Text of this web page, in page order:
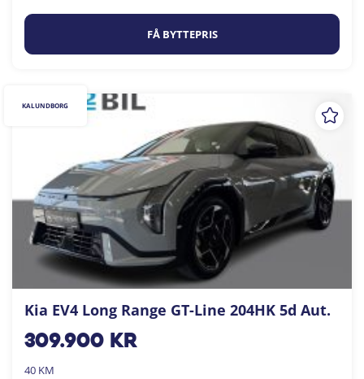
FÅ BYTTEPRIS
Kia EV4 Long Range GT-Line 204HK 5d Aut.
309.900kr
40 KM
KALUNDBORG